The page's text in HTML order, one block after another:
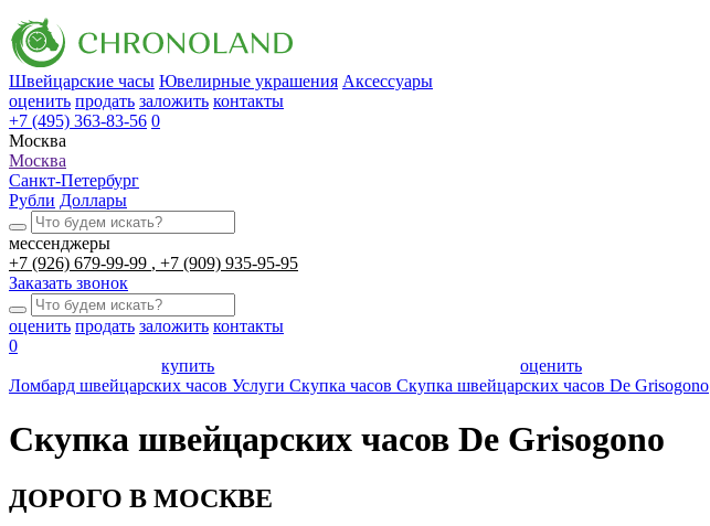
Швейцарские часы Ювелирные украшения Аксессуары
оценить продать заложить контакты
+7 (495) 363-83-56 0
Москва
Москва
Санкт-Петербург
Рубли Доллары
мессенджеры
+7 (926) 679-99-99
+7 (909) 935-95-95
Заказать звонок
оценить продать заложить контакты
0
купить
оценить
Ломбард швейцарских часов Услуги Скупка часов Скупка швейцарских часов De Grisogono
Скупка швейцарских часов De Grisogono
ДОРОГО В МОСКВЕ